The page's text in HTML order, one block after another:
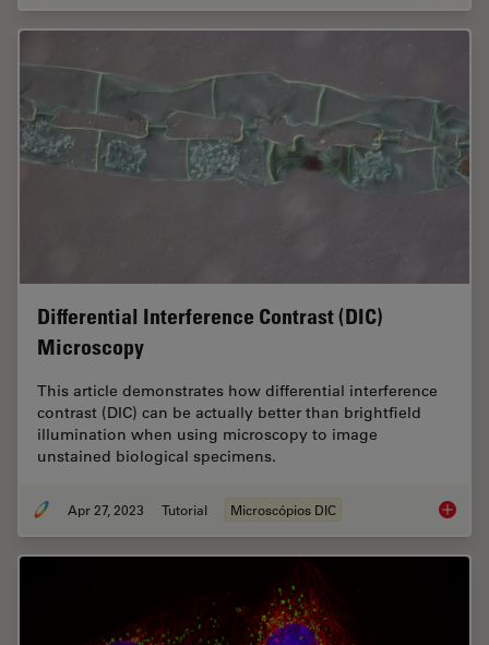
Differential Interference Contrast (DIC)
Microscopy
This article demonstrates how differential interference
contrast (DIC) can be actually better than brightfield
illumination when using microscopy to image
unstained biological specimens.
Apr 27, 2023 Tutorial Microscópios DIC